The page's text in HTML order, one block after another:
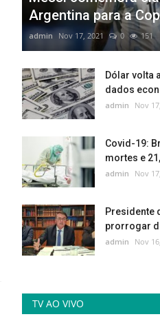
Argentina para a
admin Nov 17, 2021 0 151
Dólar volta
dados
admin Nov
Covid-19:
mortes e
admin Nov
Presidente
prorrogar
admin Nov
TV AO VIVO